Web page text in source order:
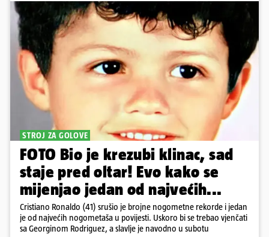
STROJ ZA GOLOVE
FOTO Bio je krezubi klinac, sad
staje pred oltar! Evo kako se
mijenjao jedan od najvećih...
Cristiano Ronaldo (41) srušio je brojne nogometne rekorde i jedan
je od najvećih nogometaša u povijesti. Uskoro bi se trebao vjenčati
sa Georginom Rodriguez, a slavlje je navodno u subotu